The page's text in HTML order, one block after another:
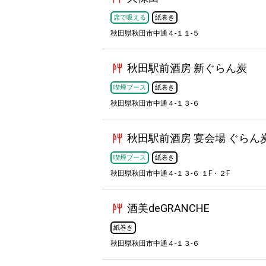
席で吸える 紙巻き
秋田県秋田市中通４-１１-５
秋田駅前酒房 新ぐらん炭
喫煙ブース 紙巻き
秋田県秋田市中通４-１３-６
秋田駅前酒房 宴会場 ぐらん
喫煙ブース 紙巻き
秋田県秋田市中通４-１３-６ １F・２F
酒美deGRANCHE
紙巻き
秋田県秋田市中通４-１３-６